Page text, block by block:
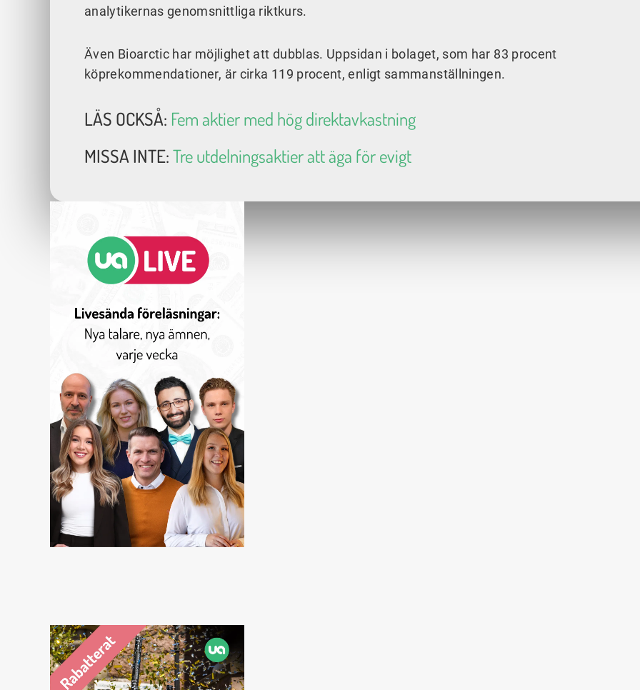
analytikernas genomsnittliga riktkurs.
Även Bioarctic har möjlighet att dubblas. Uppsidan i bolaget, som har 83 procent
köprekommendationer, är cirka 119 procent, enligt sammanställningen.
LÄS OCKSÅ: Fem aktier med hög direktavkastning
MISSA INTE:Tre utdelningsaktier att äga för evigt